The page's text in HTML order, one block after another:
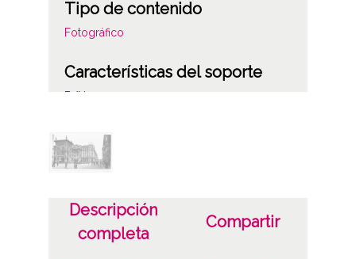
Tipo de contenido
Fotográfico
Características del soporte
B/N
Fecha
Vitoria-Gasteiz
Descripción
completa
Compartir